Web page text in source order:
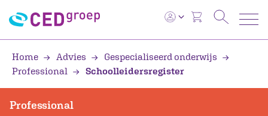
Home Advies
Gespecialiseerd onderwijs
Professional
Schoolleidersregister
Professional